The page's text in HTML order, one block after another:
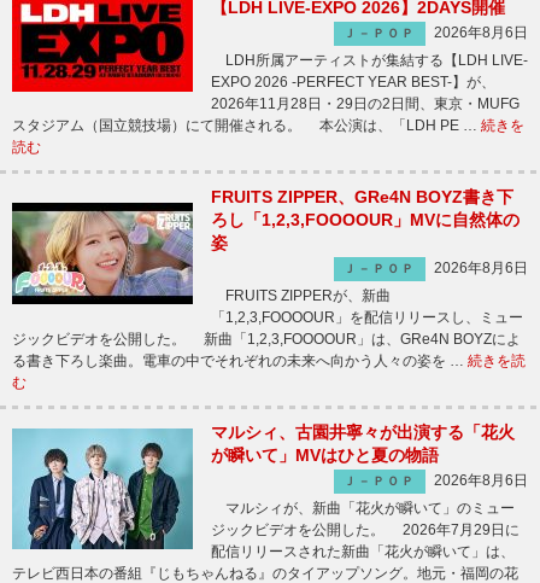
【LDH LIVE-EXPO 2026】2DAYS開催
Ｊ－ＰＯＰ
2026年8月6日
LDH所属アーティストが集結する【LDH LIVE-
EXPO 2026 -PERFECT YEAR BEST-】が、
2026年11月28日・29日の2日間、東京・MUFG
スタジアム（国立競技場）にて開催される。 本公演は、「LDH PE … 続きを
読む
FRUITS ZIPPER、GRe4N BOYZ書き下
ろし「1,2,3,FOOOOUR」MVに自然体の
姿
Ｊ－ＰＯＰ
2026年8月6日
FRUITS ZIPPERが、新曲
「1,2,3,FOOOOUR」を配信リリースし、ミュー
ジックビデオを公開した。 新曲「1,2,3,FOOOOUR」は、GRe4N BOYZによ
る書き下ろし楽曲。電車の中でそれぞれの未来へ向かう人々の姿を … 続きを読
む
マルシィ、古園井寧々が出演する「花火
が瞬いて」MVはひと夏の物語
Ｊ－ＰＯＰ
2026年8月6日
マルシィが、新曲「花火が瞬いて」のミュー
ジックビデオを公開した。 2026年7月29日に
配信リリースされた新曲「花火が瞬いて」は、
テレビ西日本の番組『じもちゃんねる』のタイアップソング。地元・福岡の花